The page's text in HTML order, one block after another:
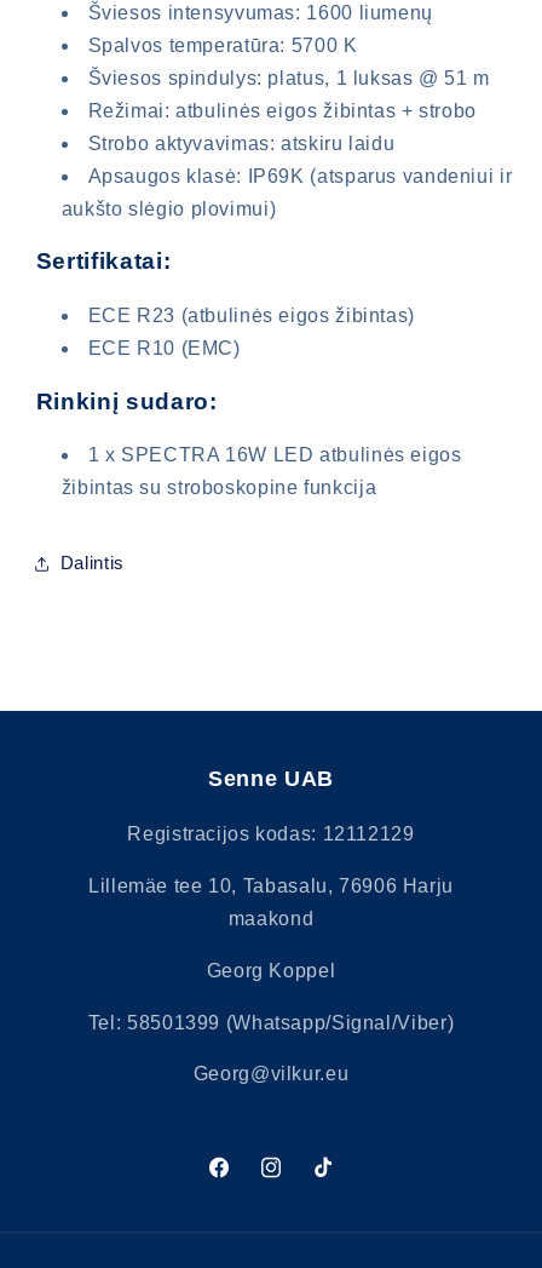
Šviesos intensyvumas: 1600 liumenų
Spalvos temperatūra: 5700 K
Šviesos spindulys: platus, 1 luksas @ 51 m
Režimai: atbulinės eigos žibintas + strobo
Strobo aktyvavimas: atskiru laidu
Apsaugos klasė: IP69K (atsparus vandeniui ir
aukšto slėgio plovimui)
Sertifikatai:
ECE R23 (atbulinės eigos žibintas)
ECE R10 (EMC)
Rinkinį sudaro:
1 x SPECTRA 16W LED atbulinės eigos
žibintas su stroboskopine funkcija
Dalintis
Senne UAB
Registracijos kodas: 12112129
Lillemäe tee 10, Tabasalu, 76906 Harju
maakond
Georg Koppel
Tel: 58501399 (Whatsapp/Signal/Viber)
Georg@vilkur.eu
„Facebook“„Instagram“
„TikTok“
Būtina prisijungti
Prisijunkite prie savo paskyros, kad
sąrašo ir peržiūrėti anksčiau išsaugotas
prekes.
Prisijungti